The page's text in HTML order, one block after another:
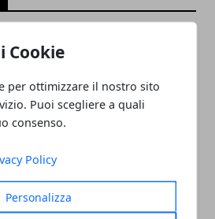
Cookie
per ottimizzare il nostro sito
Puoi scegliere a quali
consenso.
Policy
Personalizza
Wick: film del 2014